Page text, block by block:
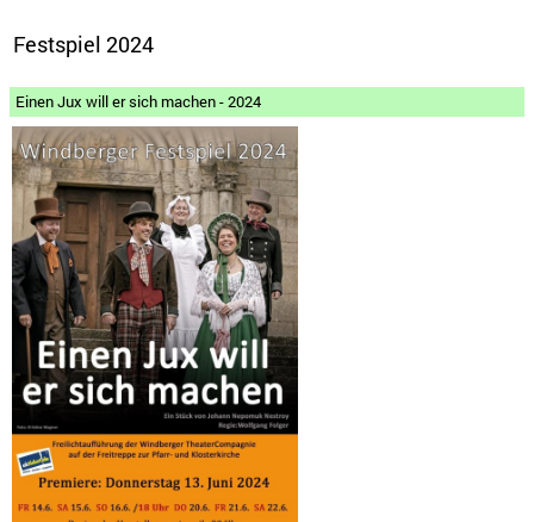
Festspiel 2024
Einen Jux will er sich machen - 2024